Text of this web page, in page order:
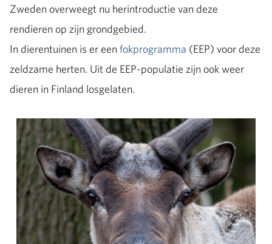
Zweden overweegt nu herintroductie van deze
rendieren op zijn grondgebied.
In dierentuinen is er eenfokprogramma (EEP) voor deze
zeldzame herten. Uit de EEP-populatie zijn ook weer
dieren in Finland losgelaten.